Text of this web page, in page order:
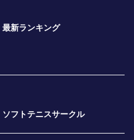
最新ランキング
ソフトテニスサークル